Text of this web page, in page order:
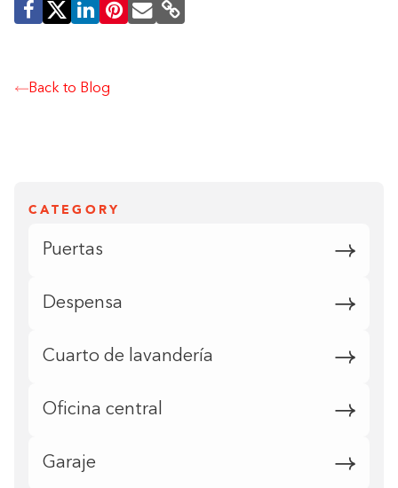
Back to Blog
CATEGORY
Puertas
Despensa
Cuarto de lavandería
Oficina central
Garaje